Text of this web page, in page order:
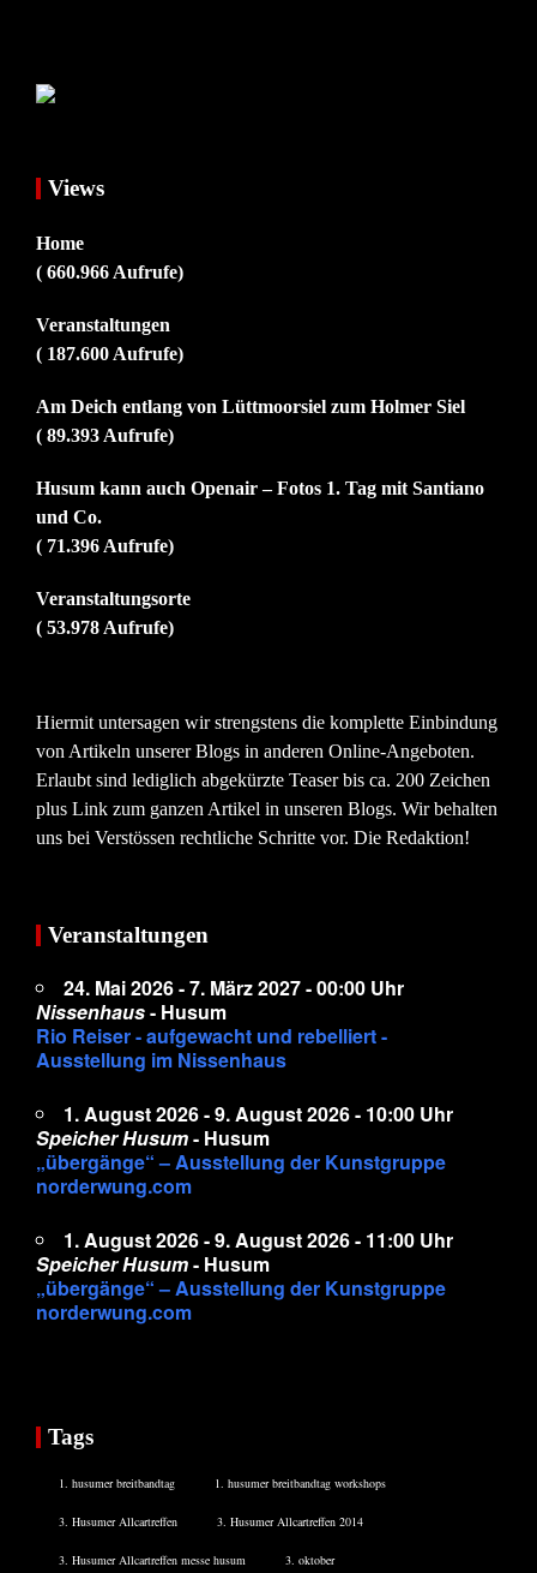
Views
Home
( 660.966 Aufrufe)
Veranstaltungen
( 187.600 Aufrufe)
Am Deich entlang von Lüttmoorsiel zum Holmer Siel
( 89.393 Aufrufe)
Husum kann auch Openair – Fotos 1. Tag mit Santiano
und Co.
( 71.396 Aufrufe)
Veranstaltungsorte
( 53.978 Aufrufe)
Hiermit untersagen wir strengstens die komplette Einbindung
von Artikeln unserer Blogs in anderen Online-Angeboten.
Erlaubt sind lediglich abgekürzte Teaser bis ca. 200 Zeichen
plus Link zum ganzen Artikel in unseren Blogs. Wir behalten
uns bei Verstössen rechtliche Schritte vor. Die Redaktion!
Veranstaltungen
24. Mai 2026 - 7. März 2027 - 00:00 Uhr
Nissenhaus- Husum
Rio Reiser - aufgewacht und rebelliert -
Ausstellung im Nissenhaus
1. August 2026 - 9. August 2026 - 10:00 Uhr
Speicher Husum- Husum
„übergänge“ – Ausstellung der Kunstgruppe
norderwung.com
1. August 2026 - 9. August 2026 - 11:00 Uhr
Speicher Husum- Husum
„übergänge“ – Ausstellung der Kunstgruppe
norderwung.com
Tags
1. husumer breitbandtag 1. husumer breitbandtag workshops
3. Husumer Allcartreffen 3. Husumer Allcartreffen 2014
3. Husumer Allcartreffen messe husum 3. oktober